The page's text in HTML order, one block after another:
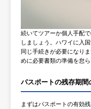
続いてツアーか個人手配
しましょう。ハワイに入
同じ手続きが必要になり
めに必要書類の準備を怠
パスポートの残存期間
まずはパスポートの有効